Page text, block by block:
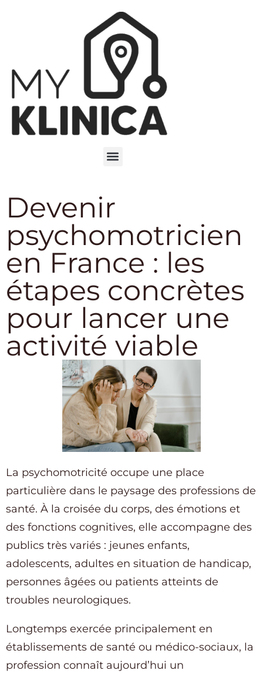
Devenir
psychomotricien
en France : les
étapes concrètes
pour lancer une
activité viable
La psychomotricité occupe une place
particulière dans le paysage des professions de
santé. À la croisée du corps, des émotions et
des fonctions cognitives, elle accompagne des
publics très variés : jeunes enfants,
adolescents, adultes en situation de handicap,
personnes âgées ou patients atteints de
troubles neurologiques.
Longtemps exercée principalement en
établissements de santé ou médico-sociaux, la
profession connaît aujourd’hui un